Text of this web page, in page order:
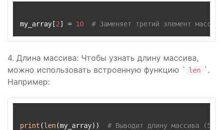
my_array[2] = 10 # Заменяет третий элемент
4. Длина массива: Чтобы узнать длину массива,
можно использовать встроенную функцию `
len `.
Например:
print (len(my_array)) # Выводит длину массива (5)